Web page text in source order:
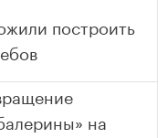
построить
на